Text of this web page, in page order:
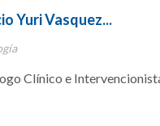
Yuri Vasquez...
Clínico e